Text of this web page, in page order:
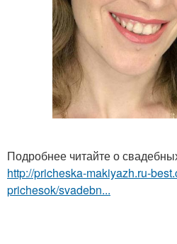
Подробнее читайте о
http://pricheska-makiyazh.ru-
prichesok/svadebn...